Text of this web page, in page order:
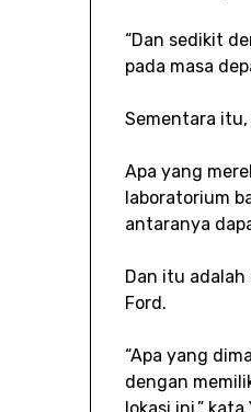
“Dan sedikit
pada masa
Sementara
Apa yang
laboratorium
antaranya
Dan itu
Ford.
“Apa yang
dengan
lokasi ini,”